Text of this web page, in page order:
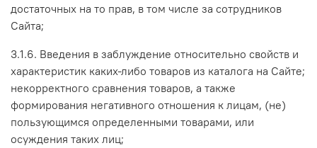
достаточных на то прав, в том числе за сотрудников
Сайта;
3.1.6. Введения в заблуждение относительно свойств и
характеристик каких-либо товаров из каталога на Сайте;
некорректного сравнения товаров, а также
формирования негативного отношения к лицам, (не)
пользующимся определенными товарами, или
осуждения таких лиц;